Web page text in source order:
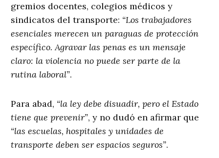
gremios docentes, colegios médicos y
sindicatos del transporte: “Los trabajadores
esenciales merecen un paraguas de protección
específico. Agravar las penas es un mensaje
claro: la violencia no puede ser parte de la
rutina laboral”.
Para abad, “la ley debe disuadir, pero el Estado
tiene que prevenir”, y no dudó en afirmar que
“las escuelas, hospitales y unidades de
transporte deben ser espacios seguros”.